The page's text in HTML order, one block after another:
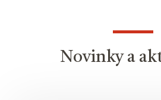
Novinky a